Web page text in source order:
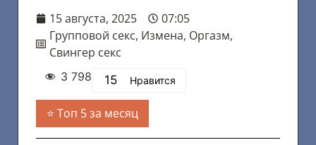
15 августа, 2025
07:05
Групповой секс, Измена, Оргазм,
Свингер секс
3 798 15 Нравится
Топ 5 за месяц